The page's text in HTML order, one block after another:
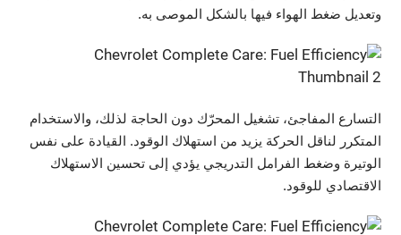
وتعديل ضغط الهواء فيها بالشكل الموصى به.
التسارع المفاجئ، تشغيل المحرّك دون الحاجة لذلك، والاستخدام
المتكرر لناقل الحركة يزيد من استهلاك الوقود. القيادة على نفس
الوتيرة وضغط الفرامل التدريجي يؤدي إلى تحسين الاستهلاك
الاقتصادي للوقود.